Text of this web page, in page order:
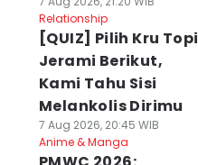
Relationship
[QUIZ] Pilih Kru Topi
Jerami Berikut,
Kami Tahu Sisi
Melankolis Dirimu
7 Aug 2026, 20:45 WIB
Anime & Manga